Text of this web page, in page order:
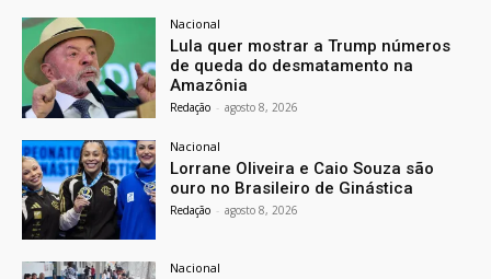
Nacional
Lula quer mostrar a Trump números
de queda do desmatamento na
Amazônia
Redação - agosto 8, 2026
Nacional
Lorrane Oliveira e Caio Souza são
ouro no Brasileiro de Ginástica
Redação - agosto 8, 2026
Nacional